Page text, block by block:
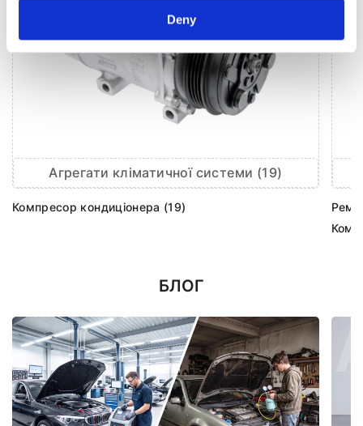
Deny
Агрегати кліматичної системи (19)
Компресор кондиціонера (19)
БЛОГ